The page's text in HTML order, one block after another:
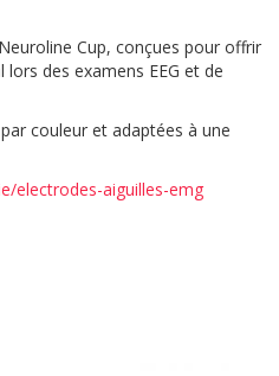
Cup, conçues pour offrir
des examens EEG et de
couleur et adaptées à une
electrodes-aiguilles-emg